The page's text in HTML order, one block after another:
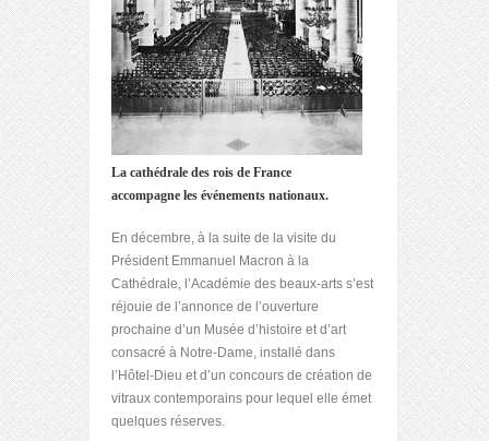
La cathédrale des rois de France
accompagne les événements nationaux.
En décembre, à la suite de la visite du
Président Emmanuel Macron à la
Cathédrale, l’Académie des beaux-arts s’est
réjouie de l’annonce de l’ouverture
prochaine d’un Musée d’histoire et d’art
consacré à Notre-Dame, installé dans
l’Hôtel-Dieu et d’un concours de création de
vitraux contemporains pour lequel elle émet
quelques réserves.